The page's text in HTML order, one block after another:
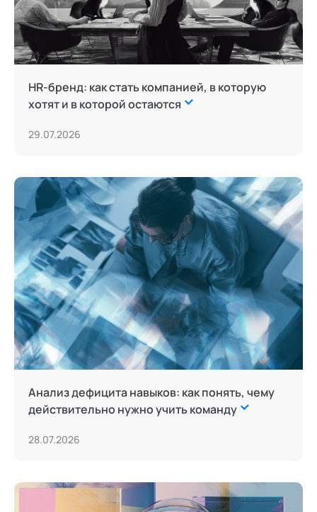
HR-бренд: как стать компанией, в которую
хотят и в которой остаются
29.07.2026
Анализ дефицита навыков: как понять, чему
действительно нужно учить команду
28.07.2026